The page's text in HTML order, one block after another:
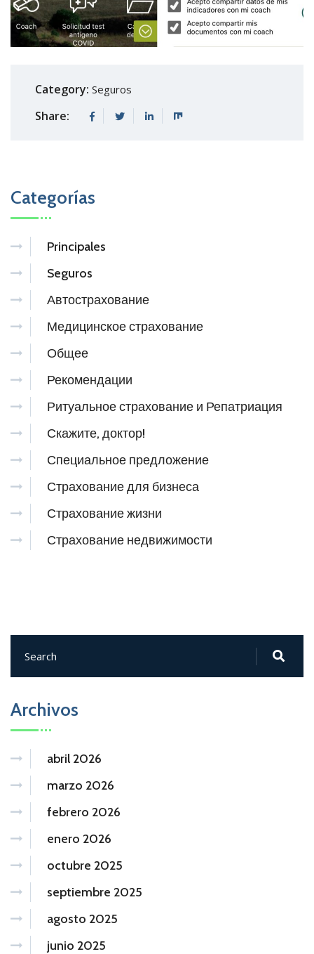
Category: Seguros
Share:
Categorías
Principales
Seguros
Автострахование
Медицинское страхование
Общее
Рекомендации
Ритуальное страхование и Репатриация
Скажите, доктор!
Специальное предложение
Страхование для бизнеса
Страхование жизни
Страхование недвижимости
Archivos
abril 2026
marzo 2026
febrero 2026
enero 2026
octubre 2025
septiembre 2025
agosto 2025
junio 2025